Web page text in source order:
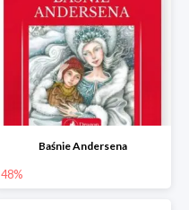
Baśnie Andersena
48%